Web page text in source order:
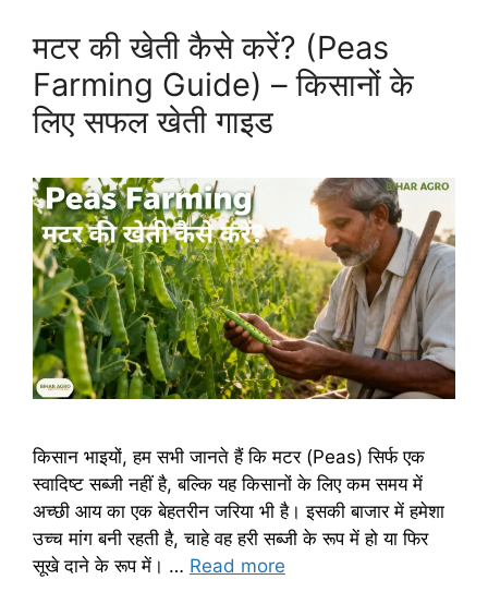
मटर की खेती कैसे करें? (Peas
Farming Guide) – किसानों के
लिए सफल खेती गाइड
किसान भाइयों, हम सभी जानते हैं कि मटर (Peas) सिर्फ एक
स्वादिष्ट सब्जी नहीं है, बल्कि यह किसानों के लिए कम समय में
अच्छी आय का एक बेहतरीन जरिया भी है। इसकी बाजार में हमेशा
उच्च मांग बनी रहती है, चाहे वह हरी सब्जी के रूप में हो या फिर
सूखे दाने के रूप में। … Read more